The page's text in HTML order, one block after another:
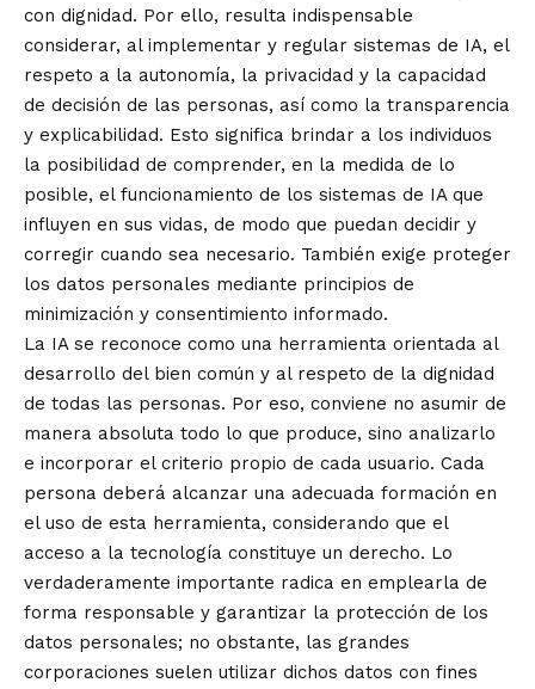
con dignidad. Por ello, resulta indispensable
considerar, al implementar y regular sistemas de IA, el
respeto a la autonomía, la privacidad y la capacidad
de decisión de las personas, así como la transparencia
y explicabilidad. Esto significa brindar a los individuos
la posibilidad de comprender, en la medida de lo
posible, el funcionamiento de los sistemas de IA que
influyen en sus vidas, de modo que puedan decidir y
corregir cuando sea necesario. También exige proteger
los datos personales mediante principios de
minimización y consentimiento informado.
La IA se reconoce como una herramienta orientada al
desarrollo del bien común y al respeto de la dignidad
de todas las personas. Por eso, conviene no asumir de
manera absoluta todo lo que produce, sino analizarlo
e incorporar el criterio propio de cada usuario. Cada
persona deberá alcanzar una adecuada formación en
el uso de esta herramienta, considerando que el
acceso a la tecnología constituye un derecho. Lo
verdaderamente importante radica en emplearla de
forma responsable y garantizar la protección de los
datos personales; no obstante, las grandes
corporaciones suelen utilizar dichos datos con fines